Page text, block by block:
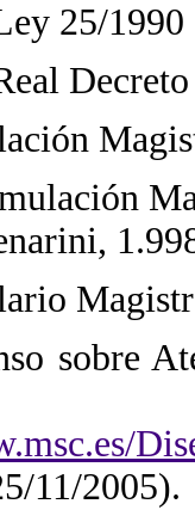
25/1990
sobre
11/2005).